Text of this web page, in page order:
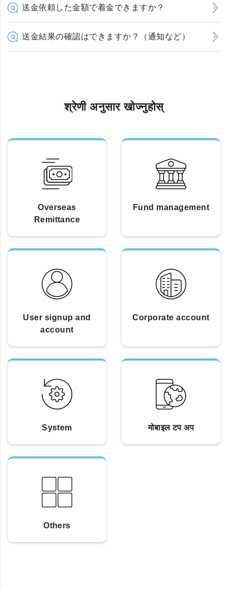
送金依頼した金額で着金できますか？
送金結果の確認はできますか？（通知など）
श्रेणी अनुसार खोज्नुहोस्
Overseas
Remittance
Fund management
User signup and
account
Corporate account
System मोबाइल टप अप
Others